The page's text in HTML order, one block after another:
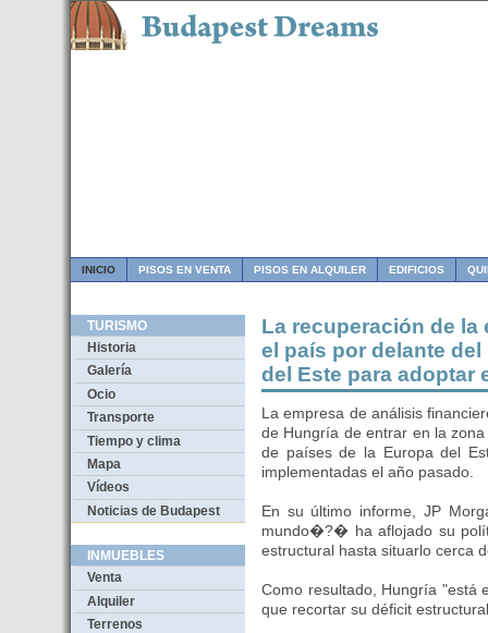
INICIO PISOS EN VENTA PISOS EN ALQUILER EDIFICIOS
TURISMO
Historia
Galería
Ocio
Transporte
Tiempo y clima
Mapa
Vídeos
Noticias de Budapest
INMUEBLES
Venta
Alquiler
Terrenos
La recuperación de la
el país por delante
del Este para adoptar
La empresa de análisis
de Hungría de entrar en la
de países de la Europa del
implementadas el año pasado.
En su último informe, JP
mundo�?� ha aflojado su
estructural hasta situarlo cerca
Como resultado, Hungría
que recortar su déficit